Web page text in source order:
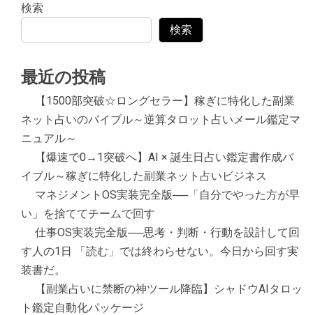
検索
検索
最近の投稿
【1500部突破☆ロングセラー】稼ぎに特化した副業
ネット占いのバイブル～逆算タロット占いメール鑑定マ
ニュアル～
【爆速で0→1突破へ】AI × 誕生日占い鑑定書作成バ
イブル～稼ぎに特化した副業ネット占いビジネス
マネジメントOS実装完全版──「自分でやった方が早
い」を捨ててチームで回す
仕事OS実装完全版──思考・判断・行動を設計して回
す人の1日 「読む」では終わらせない。今日から回す実
装書だ。
【副業占いに禁断の神ツール降臨】シャドウAIタロッ
ト鑑定自動化パッケージ